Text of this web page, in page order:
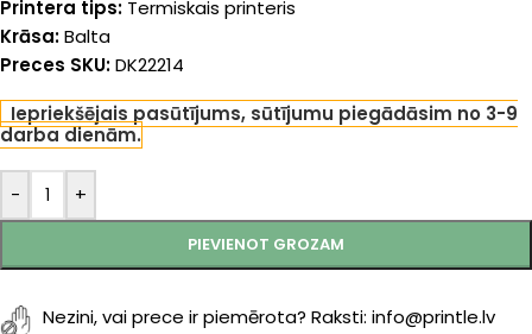
Printera tips: Termiskais printeris
Krāsa:Balta
Preces SKU:DK22214
Iepriekšējais pasūtījums, sūtījumu piegādāsim no 3-9
darba dienām.
- +
PIEVIENOT GROZAM
Nezini, vai prece ir piemērota? Raksti: info@printle.lv